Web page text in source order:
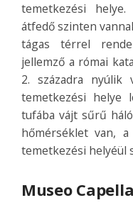
temetkezési
átfedő szinten
tágas térrel
jellemző a római
2. századra nyúlik
temetkezési helye
tufába vájt sűrű
hőmérséklet van,
temetkezési helyéül
Museo